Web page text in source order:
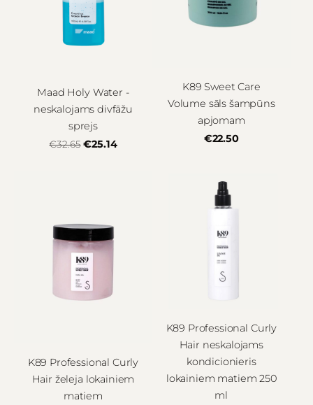
Maad Holy Water -
neskalojams divfāžu
sprejs
€32.65 €25.14
K89 Sweet Care
Volume sāls šampūns
apjomam
€22.50
K89 Professional Curly
Hair želeja lokainiem
matiem
K89 Professional Curly
Hair neskalojams
kondicionieris
lokainiem matiem 250
ml